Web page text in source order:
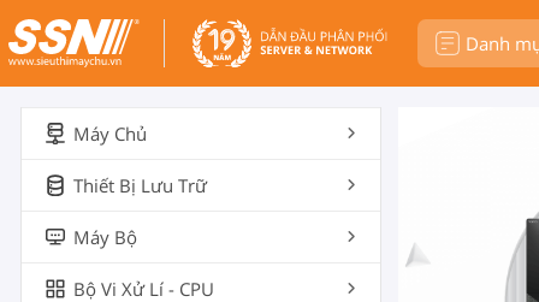
Danh
Máy Chủ
Thiết Bị Lưu Trữ
Máy Bộ
Bộ Vi Xử Lí - CPU